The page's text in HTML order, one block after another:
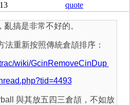
quote
搞是非常不好的。
重新按照傳統倉頡排序：
wiki/GcinRemoveCinDup
與其放五四三倉頡，不如放